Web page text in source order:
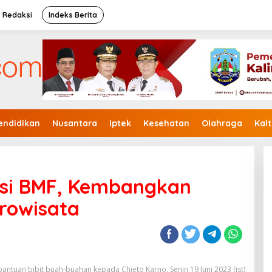
Redaksi Indeks Berita
Nusantara Iptek Kesehatan Olahraga
BMF, Kembangkan
bibit buah-buahan kepada Chieto Karno, Senin 19 Juni 2023 (ist)